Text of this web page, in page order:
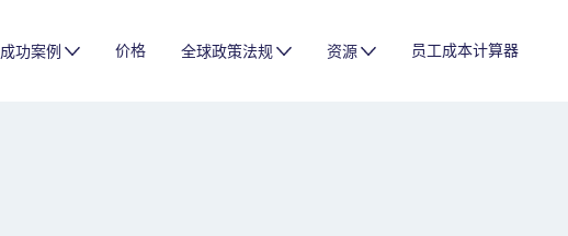
成功案例 价格 全球政策法规 资源 员工成本计算器